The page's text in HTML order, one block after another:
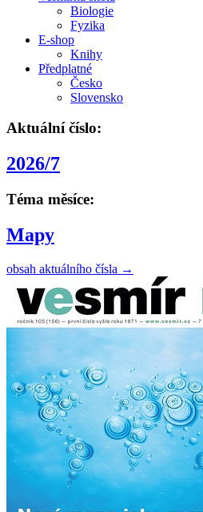
Biologie
Fyzika
E-shop
Knihy
Předplatné
Česko
Slovensko
Aktuální číslo:
2026/7
Téma měsíce:
Mapy
obsah aktuálního čísla →